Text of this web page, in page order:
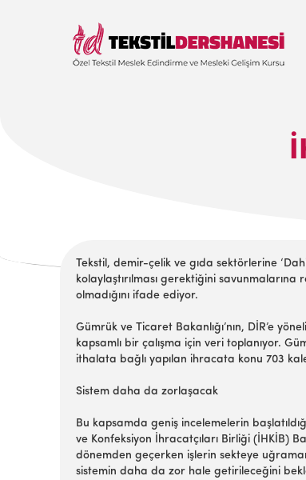
Tekstil, demir-çelik ve gıda sektörlerine
kolaylaştırılması gerektiğini savunmalarına
olmadığını ifade ediyor.
Gümrük ve Ticaret Bakanlığı’nın, DİR’e
kapsamlı bir çalışma için veri toplanıyor.
ithalata bağlı yapılan ihracata konu 703
Sistem daha da zorlaşacak
Bu kapsamda geniş incelemelerin
ve Konfeksiyon İhracatçıları Birliği (İHKİB)
dönemden geçerken işlerin sekteye
sistemin daha da zor hale getirileceğini